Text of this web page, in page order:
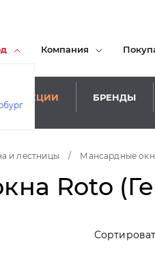
Компания
АКЦИИ БРЕНДЫ
и лестницы / Мансардные
Roto